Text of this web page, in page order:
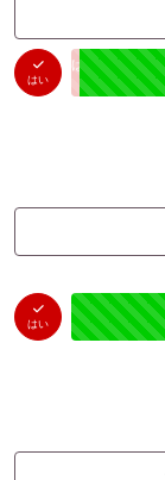
はい
はい
（1件）
未投票
はい
はい
（0件）
未投票